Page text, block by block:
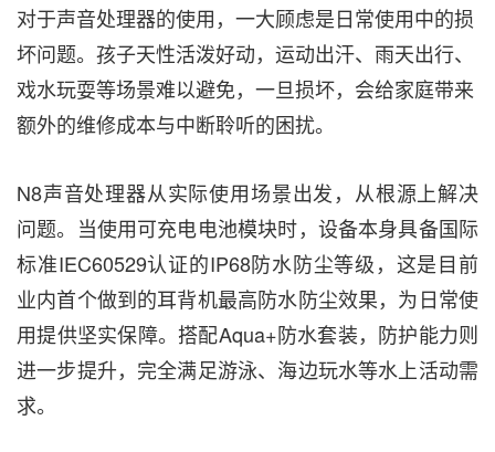
对于声音处理器的使用，一大顾虑是日常使用中的损
坏问题。孩子天性活泼好动，运动出汗、雨天出行、
戏水玩耍等场景难以避免，一旦损坏，会给家庭带来
额外的维修成本与中断聆听的困扰。
N8声音处理器从实际使用场景出发，从根源上解决
问题。当使用可充电电池模块时，设备本身具备国际
标准IEC60529认证的IP68防水防尘等级，这是目前
业内首个做到的耳背机最高防水防尘效果，为日常使
用提供坚实保障。搭配Aqua+防水套装，防护能力则
进一步提升，完全满足游泳、海边玩水等水上活动需
求。